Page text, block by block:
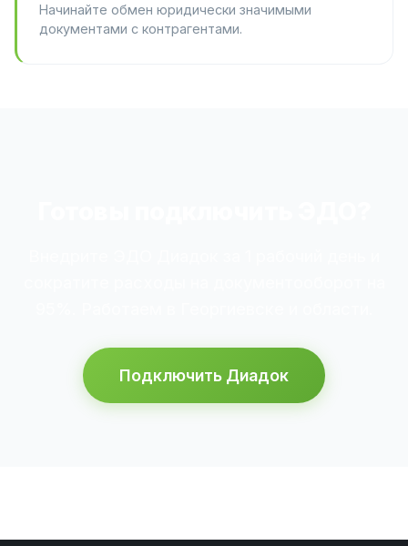
Начинайте обмен юридически значимыми
документами с контрагентами.
Подключить Диадок